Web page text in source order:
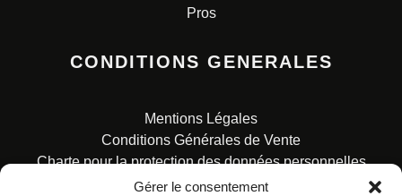
Gérer le consentement
Pros
CONDITIONS GENERALES
Mentions Légales
Conditions Générales de Vente
Charte pour la protection des données personnelles